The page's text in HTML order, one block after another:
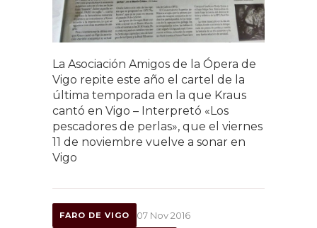
La Asociación Amigos de la Ópera de
Vigo repite este año el cartel de la
última temporada en la que Kraus
cantó en Vigo – Interpretó «Los
pescadores de perlas», que el viernes
11 de noviembre vuelve a sonar en
Vigo
FARO DE VIGO 07 Nov 2016